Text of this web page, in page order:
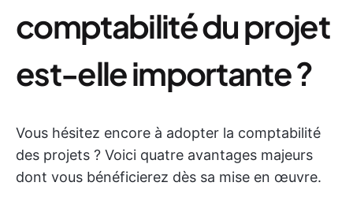
comptabilité du projet
est-elle importante ?
Vous hésitez encore à adopter la comptabilité
des projets ? Voici quatre avantages majeurs
dont vous bénéficierez dès sa mise en œuvre.